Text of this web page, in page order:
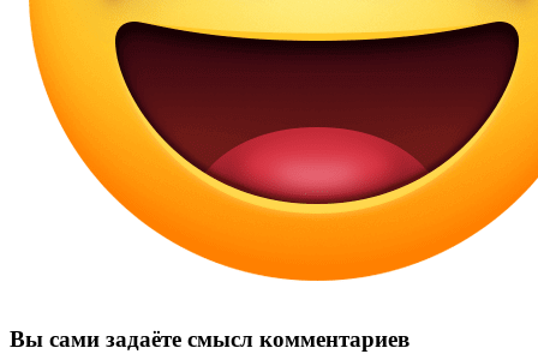
Вы сами задаёте смысл комментариев